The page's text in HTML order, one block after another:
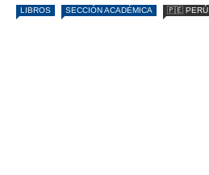
LIBROS SECCIÓN ACADÉMICA 🇵🇪 PERÚ